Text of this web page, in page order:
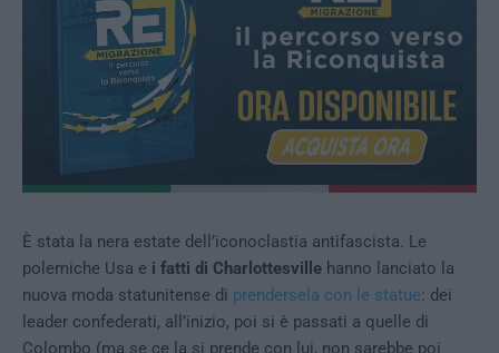
È stata la nera estate dell’iconoclastia antifascista. Le
polemiche Usa e i fatti di Charlottesville hanno lanciato la
nuova moda statunitense di prendersela con le statue: dei
leader confederati, all’inizio, poi si è passati a quelle di
Colombo (ma se ce la si prende con lui, non sarebbe poi